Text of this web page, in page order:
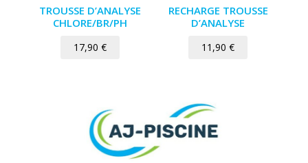
TROUSSE D’ANALYSE
CHLORE/BR/PH
17,90 €
RECHARGE TROUSSE
D’ANALYSE
11,90€